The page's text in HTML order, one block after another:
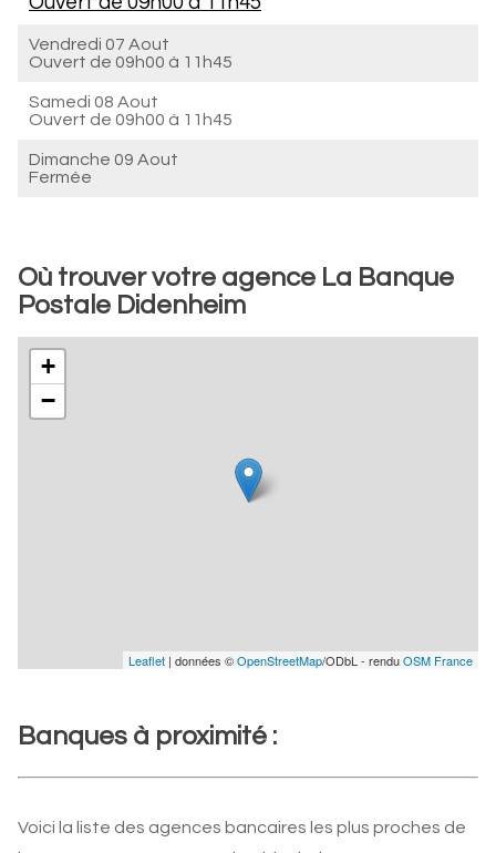
Vendredi 07 Aout
Ouvert de 09h00 à 11h45
Samedi 08 Aout
Ouvert de 09h00 à 11h45
Dimanche 09 Aout
Fermée
Où trouver votre agence La Banque
Postale Didenheim
+
−
Leaflet | données ©OpenStreetMap/ODbL - renduOSM France
Banques à proximité :
Voici la liste des agences bancaires les plus proches de